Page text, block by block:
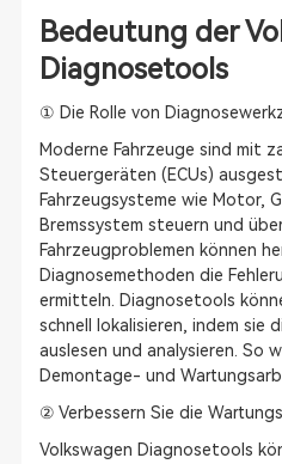
Bedeutung der
Diagnosetools
① Die Rolle von
Moderne Fahrzeuge sind mit
Steuergeräten (ECUs)
Fahrzeugsysteme wie Motor,
Bremssystem steuern und
Fahrzeugproblemen können
Diagnosemethoden die
ermitteln. Diagnosetools
schnell lokalisieren, indem sie
auslesen und analysieren. So
Demontage- und
② Verbessern Sie die
Volkswagen Diagnosetools